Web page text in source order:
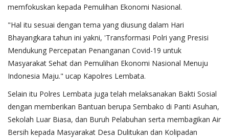
memfokuskan kepada Pemulihan Ekonomi Nasional.
"Hal itu sesuai dengan tema yang diusung dalam Hari
Bhayangkara tahun ini yakni, 'Transformasi Polri yang Presisi
Mendukung Percepatan Penanganan Covid-19 untuk
Masyarakat Sehat dan Pemulihan Ekonomi Nasional Menuju
Indonesia Maju." ucap Kapolres Lembata.
Selain itu Polres Lembata juga telah melaksanakan Bakti Sosial
dengan memberikan Bantuan berupa Sembako di Panti Asuhan,
Sekolah Luar Biasa, dan Buruh Pelabuhan serta membagikan Air
Bersih kepada Masyarakat Desa Dulitukan dan Kolipadan